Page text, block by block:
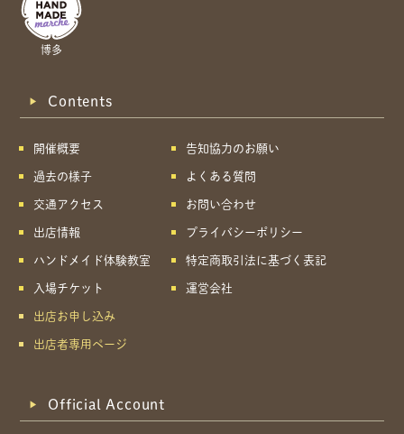
博多
Contents
開催概要
過去の様子
交通アクセス
出店情報
ハンドメイド体験教室
入場チケット
出店お申し込み
出店者専用ページ
告知協力のお願い
よくある質問
お問い合わせ
プライバシーポリシー
特定商取引法に基づく表記
運営会社
Official Account